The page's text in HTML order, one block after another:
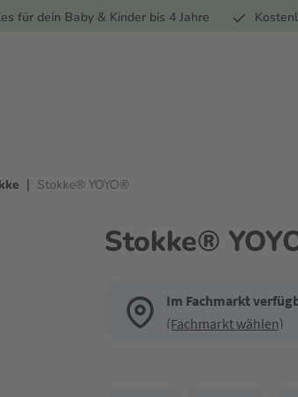
für dein Baby & Kinder bis 4 Jahre
| Stokke® YOYO®
Stokke®
Im Fachmarkt
(Fachmarkt wählen)